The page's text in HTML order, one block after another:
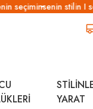
seçiminsenin stilin I
YARAT